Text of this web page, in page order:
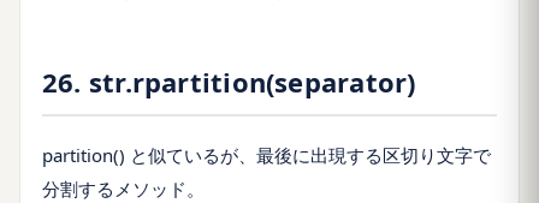
26. str.rpartition(separator)
partition() と似ているが、最後に出現する区切り文字で
分割するメソッド。